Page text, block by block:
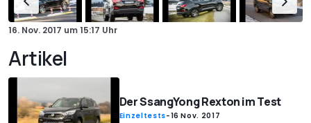
16. Nov. 2017 um15:17 Uhr
Artikel
Der SsangYong Rexton im Test
Einzeltests-16 Nov. 2017